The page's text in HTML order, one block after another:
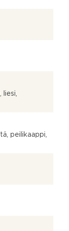
liesi,
peilikaappi,